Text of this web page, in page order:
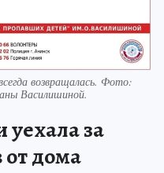
возвращалась. Фото:
Василишиной.
за
дома